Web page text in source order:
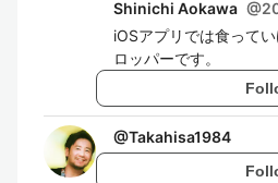
Shinichi Aokawa @
iOSアプリでは食って
ロッパーです。
@Takahisa1984